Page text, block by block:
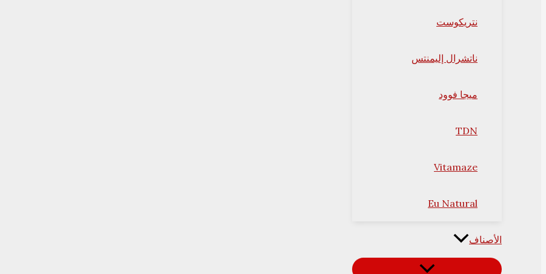
نتريكوست
ناتشرال إليمنتس
ميجا فوود
TDN
Vitamaze
Eu Natural
الأصناف